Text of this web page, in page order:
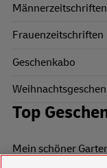
Männerzeitschriften
Frauenzeitschriften
Geschenkabo
Top
Mein schöner